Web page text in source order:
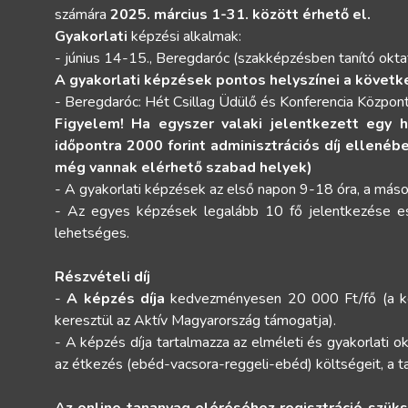
számára 2025. március 1-31. között érhető el.
Gyakorlati képzési alkalmak:
- június 14-15., Beregdaróc (szakképzésben tanító
A gyakorlati képzések pontos helyszínei a
- Beregdaróc: Hét Csillag Üdülő és Konferencia
Figyelem! Ha egyszer valaki jelentkezett egy
időpontra 2000 forint adminisztrációs díj
még vannak elérhető szabad helyek)
- A gyakorlati képzések az első napon 9-18 óra, a
- Az egyes képzések legalább 10 fő jelentkezése
lehetséges.
Részvételi díj
-A képzés díja kedvezményesen 20 000 Ft/fő (a
keresztül az Aktív Magyarország támogatja).
- A képzés díja tartalmazza az elméleti és gyakorlati
az étkezés (ebéd-vacsora-reggeli-ebéd) költségeit, a